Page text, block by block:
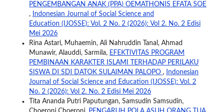
PENGEMBANGAN ANAK (PPA) OEMATHONIS EFATA SOE
,
Indonesian Journal of Social Science and
Education (IJOSSE): Vol. 2 No. 2 (2026): Vol 2. No. 2 Edisi
Mei 2026
Rina Astari, Muhaemin, Ali Nahruddin Tanal, Ahmad
Munawir, Alauddi, Sarmila, EFEKTIVITAS PROGRAM
PEMBINAAN KARAKTER ISLAMI TERHADAP PERILAKU
SISWA DI SDI DATOK SULAIMAN PALOPO ,
Indonesian
Journal of Social Science and Education (IJOSSE): Vol. 2
No. 2 (2026): Vol 2. No. 2 Edisi Mei 2026
Tita Ananda Putri Paputungan, Samsudin Samsudin,